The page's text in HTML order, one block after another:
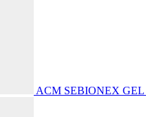
ACM SEBIONEX